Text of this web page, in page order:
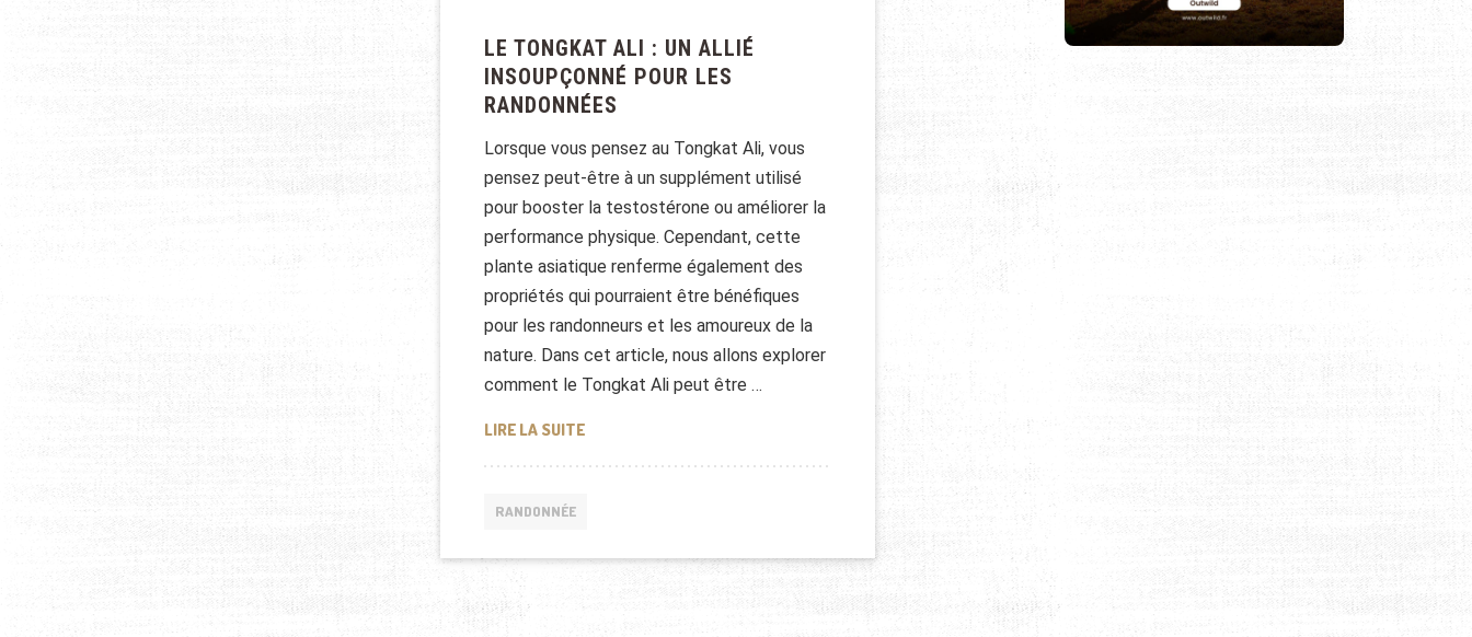
LE TONGKAT ALI : UN ALLIÉ
INSOUPÇONNÉ POUR LES
RANDONNÉES
Lorsque vous pensez au Tongkat Ali, vous
pensez peut-être à un supplément utilisé
pour booster la testostérone ou améliorer la
performance physique. Cependant, cette
plante asiatique renferme également des
propriétés qui pourraient être bénéfiques
pour les randonneurs et les amoureux de la
nature. Dans cet article, nous allons explorer
comment le Tongkat Ali peut être …
LIRE LA SUITELE TONGKAT ALI : UN ALLIÉ INSOUPÇONNÉ POUR LES RANDONNÉES
RANDONNÉE